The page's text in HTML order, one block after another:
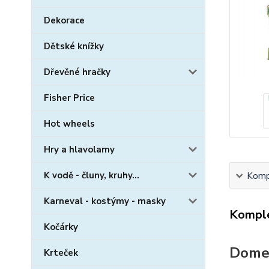
Dekorace
Dětské knížky
Dřevěné hračky
Fisher Price
Hot wheels
Hry a hlavolamy
K vodě - čluny, kruhy...
Karneval - kostýmy - masky
Kočárky
Krteček